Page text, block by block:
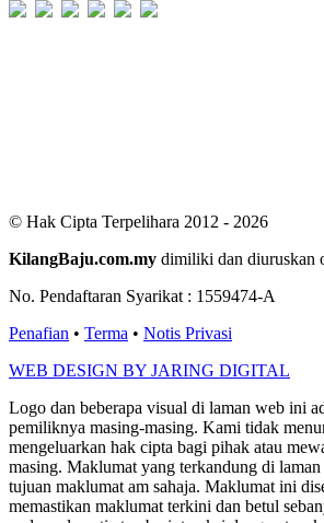
© Hak Cipta Terpelihara 2012 - 2026
KilangBaju.com.my dimiliki dan diuruskan
No. Pendaftaran Syarikat : 1559474-A
Penafian • Terma • Notis Privasi
WEB DESIGN BY JARING DIGITAL
Logo dan beberapa visual di laman web ini
pemiliknya masing-masing. Kami tidak
mengeluarkan hak cipta bagi pihak atau
masing. Maklumat yang terkandung di
tujuan maklumat am sahaja. Maklumat ini
memastikan maklumat terkini dan betul